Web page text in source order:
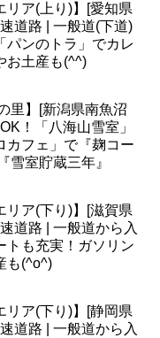
リア(上り)】[愛知県
道路 | 一般道(下道)
パンのトラ」でカレ
お土産も(^^)
里】[新潟県南魚沼
！「八海山雪室」
カフェ」で『麹コー
雪室貯蔵三年』
リア(下り)】[滋賀県
道路 | 一般道から入
トも充実！ガソリン
も(^o^)
リア(下り)】[静岡県
道路 | 一般道から入